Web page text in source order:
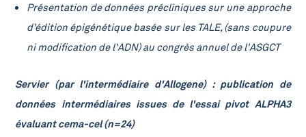
Présentation de données précliniques sur une approche
d’édition épigénétique basée sur les TALE, (sans coupure
ni modification de l'ADN) au congrès annuel de l'ASGCT
Servier (par l'intermédiaire d'Allogene) : publication de
données intermédiaires issues de l'essai pivot ALPHA3
évaluant cema-cel (n=24)